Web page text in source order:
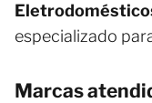
especializado
Marcas